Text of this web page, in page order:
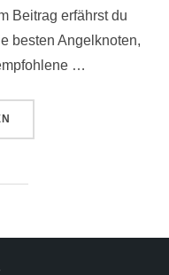
Beitrag erfährst du
besten Angelknoten,
…